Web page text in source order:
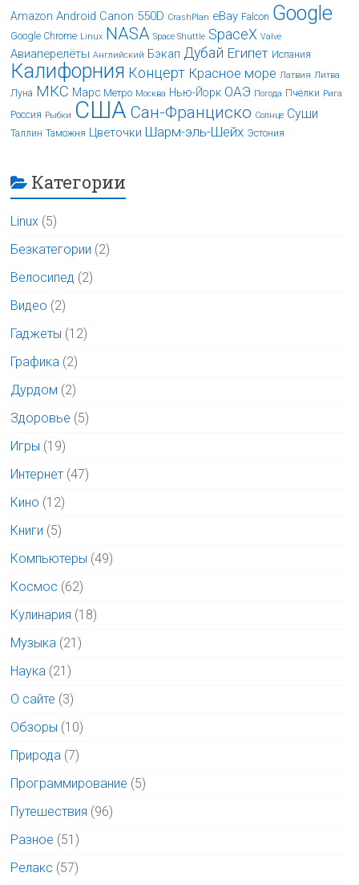
Amazon Android Canon 550D CrashPlan eBay Falcon Google
Google Chrome Linux NASA Space Shuttle SpaceX Valve
Авиаперелёты Английский Бэкап Дубай Египет Испания
Калифорния Концерт Красное море Латвия Литва
Луна МКС Марс Метро Москва Нью-Йорк ОАЭ Погода Пчёлки Рига
Россия Рыбки США Сан-Франциско Солнце Суши
Таллин Таможня Цветочки Шарм-эль-Шейх Эстония
Категории
Linux (5)
Безкатегории (2)
Велосипед (2)
Видео (2)
Гаджеты (12)
Графика (2)
Дурдом (2)
Здоровье (5)
Игры (19)
Интернет (47)
Кино (12)
Книги (5)
Компьютеры (49)
Космос (62)
Кулинария (18)
Музыка (21)
Наука (21)
О сайте (3)
Обзоры (10)
Природа (7)
Программирование (5)
Путешествия (96)
Разное (51)
Релакс (57)